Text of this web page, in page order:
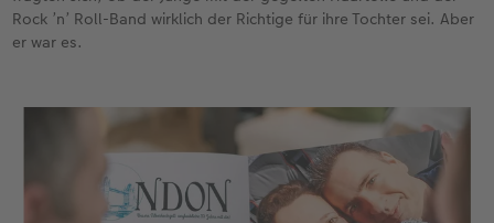
Anleitungen & Hilfe
Inspiration
Neuheiten
im Wunschformat
Neuheiten
Extras
Digitale Grußkarte
CEWE myPhotos
Neuheiten
Neuheiten
Neuheiten
Rock ’n’ Roll-Band wirklich der Richtige für ihre Tochter sei. Aber
er war es.